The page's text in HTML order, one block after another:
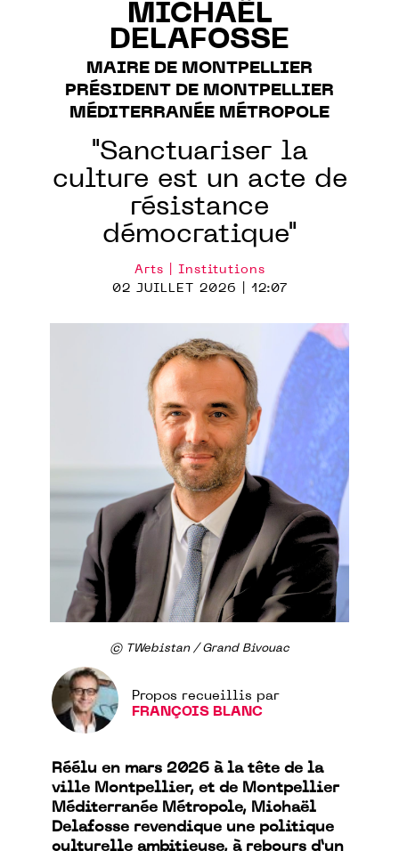
MICHAËL
DELAFOSSE
MAIRE DE MONTPELLIER
PRÉSIDENT DE MONTPELLIER
MÉDITERRANÉE MÉTROPOLE
"Sanctuariser la
culture est un acte de
résistance
démocratique"
Arts | Institutions
02 JUILLET 2026 | 12:07
© TWebistan / Grand Bivouac
Propos recueillis par
FRANÇOIS BLANC
Réélu en mars 2026 à la tête de la
ville Montpellier, et de Montpellier
Méditerranée Métropole, Michaël
Delafosse revendique une politique
culturelle ambitieuse, à rebours d’un